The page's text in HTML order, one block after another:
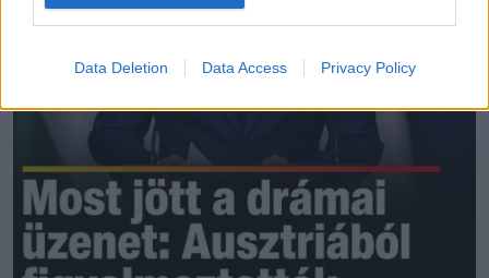
Data Deletion Data Access Privacy Policy